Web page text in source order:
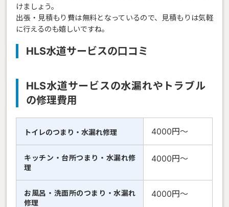
けましょう。
出張・見積もり費は無料となっているので、見積もりは気軽
に行えるのも嬉しいですね。
HLS水道サービスの口コミ
HLS水道サービスの水漏れやトラブル
の修理費用
トイレのつまり・水漏れ修理 4000円〜
キッチン・台所つまり・水漏れ修
理
4000円〜
お風呂・洗面所のつまり・水漏れ
修理
4000円〜